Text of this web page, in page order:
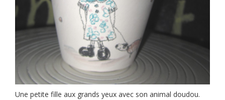
Une petite fille aux grands yeux avec son animal doudou.